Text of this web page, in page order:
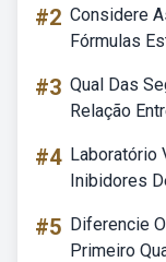
#2 Considere
Fórmulas
#3 Qual Das
Relação
#4 Laboratório
Inibidores
#5 Diferencie
Primeiro